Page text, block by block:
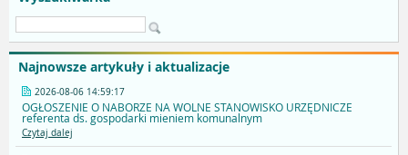
Najnowsze artykuły i aktualizacje
2026-08-06 14:59:17
OGŁOSZENIE O NABORZE NA WOLNE STANOWISKO URZĘDNICZE
referenta ds. gospodarki mieniem komunalnym
Czytaj dalej